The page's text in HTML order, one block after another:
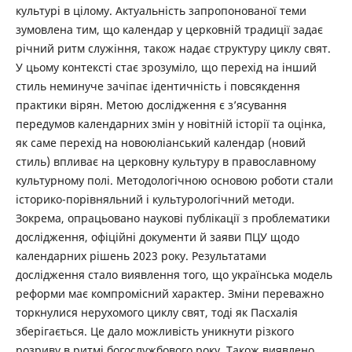
культурі в цілому. Актуальність запропонованої теми
зумовлена тим, що календар у церковній традиції задає
річний ритм служіння, також надає структуру циклу свят.
У цьому контексті стає зрозуміло, що перехід на інший
стиль неминуче зачіпає ідентичність і повсякдення
практики вірян. Метою дослідження є з’ясування
передумов календарних змін у новітній історії та оцінка,
як саме перехід на новоюліанський календар (новий
стиль) впливає на церковну культуру в православному
культурному полі. Методологічною основою роботи стали
історико-порівняльний і культурологічний методи.
Зокрема, опрацьовано наукові публікації з проблематики
дослідження, офіційні документи й заяви ПЦУ щодо
календарних рішень 2023 року. Результатами
дослідження стало виявлення того, що українська модель
реформи має компромісний характер. Зміни переважно
торкнулися нерухомого циклу свят, тоді як Пасхалія
зберігається. Це дало можливість уникнути різкого